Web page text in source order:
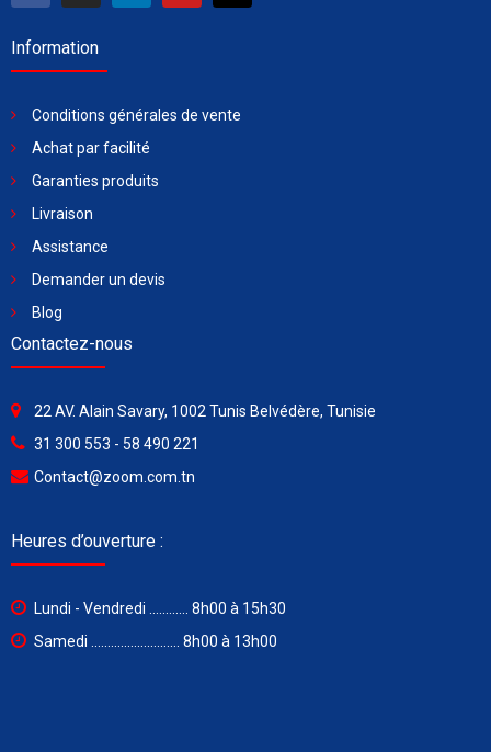
Information
Conditions générales de vente
Achat par facilité
Garanties produits
Livraison
Assistance
Demander un devis
Blog
Contactez-nous
22 AV. Alain Savary, 1002 Tunis Belvédère, Tunisie
31 300 553 - 58 490 221
Contact@zoom.com.tn
Heures d’ouverture :
Lundi - Vendredi ............ 8h00 à 15h30
Samedi ........................... 8h00 à 13h00